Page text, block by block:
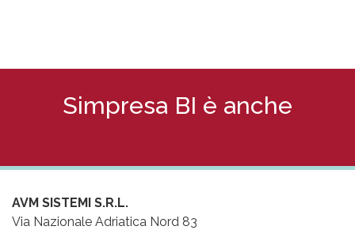
Simpresa BI è anche
AVM SISTEMI S.R.L.
Via Nazionale Adriatica Nord 83